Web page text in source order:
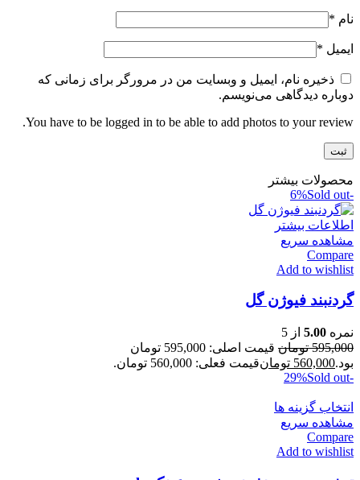
نام *
ایمیل *
ذخیره نام، ایمیل و وبسایت من در مرورگر برای زمانی که
دوباره دیدگاهی می‌نویسم.
You have to be logged in to be able to add photos to your review.
محصولات بیشتر
-6%
Sold out
اطلاعات بیشتر
مشاهده سریع
Compare
Add to wishlist
گردنبند فیوژن گل
نمره 5.00 از 5
595,000 تومان
قیمت اصلی: 595,000 تومان
بود.560,000 تومانقیمت فعلی: 560,000 تومان.
-29%
Sold out
انتخاب گزینه ها
مشاهده سریع
Compare
Add to wishlist